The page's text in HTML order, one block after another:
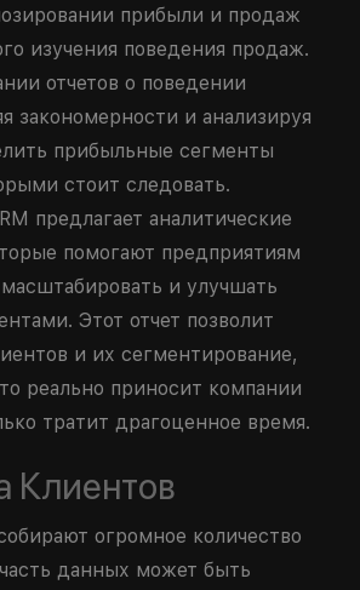
прибыли и продаж
изучения поведения продаж.
отчетов о поведении
закономерности и анализируя
прибыльные сегменты
стоит следовать.
предлагает аналитические
помогают предприятиям
и улучшать
Этот отчет позволит
и их сегментирование,
реально приносит компании
тратит драгоценное время.
Клиентов
огромное количество
данных может быть